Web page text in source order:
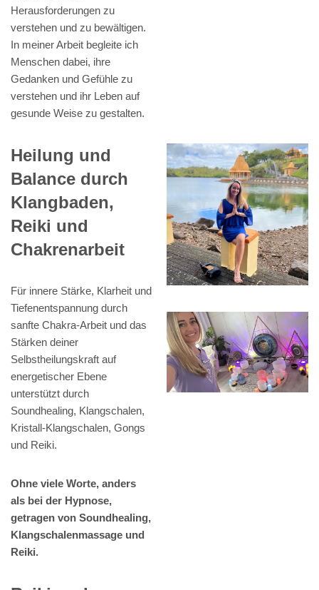
Herausforderungen zu
verstehen und zu bewältigen.
In meiner Arbeit begleite ich
Menschen dabei, ihre
Gedanken und Gefühle zu
verstehen und ihr Leben auf
gesunde Weise zu gestalten.
Heilung und
Balance durch
Klangbaden,
Reiki und
Chakrenarbeit
Für innere Stärke, Klarheit und
Tiefenentspannung durch
sanfte Chakra-Arbeit und das
Stärken deiner
Selbstheilungskraft auf
energetischer Ebene
unterstützt durch
Soundhealing, Klangschalen,
Kristall-Klangschalen, Gongs
und Reiki.
Ohne viele Worte, anders
als bei der Hypnose,
getragen von Soundhealing,
Klangschalenmassage und
Reiki.